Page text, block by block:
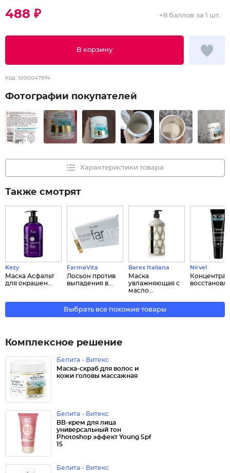
488 ₽
В корзину
+8 баллов за 1 шт.
Код: 1000047974
Фотографии покупателей
Характеристики товара
Также смотрят
Kezy
Маска Асфальт
для окрашен...
FarmaVita
Лосьон против
выпадения в...
Barex Italiana
Маска
увлажняющая с
масло...
Nirvel
Выбрать все похожие товары
Комплексное решение
Белита - Витекс
Маска-скраб для волос и
кожи головы массажная
Белита - Витекс
ВВ-крем для лица
универсальный тон
Photoshop эффект Young Spf
15
Белита - Витекс